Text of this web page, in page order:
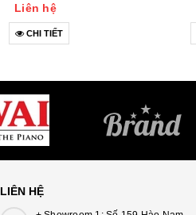
Liên hệ
CHI TIẾT
LIÊN HỆ